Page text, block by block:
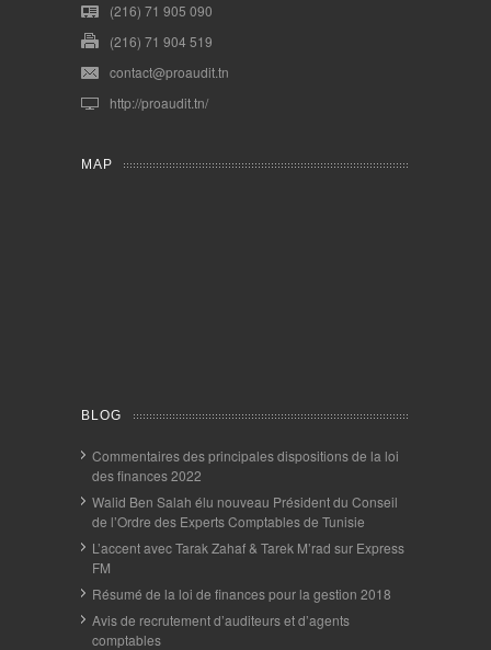
(216) 71 905 090
(216) 71 904 519
contact@proaudit.tn
http://proaudit.tn/
MAP
BLOG
Commentaires des principales dispositions de la loi
des finances 2022
Walid Ben Salah élu nouveau Président du Conseil
de l’Ordre des Experts Comptables de Tunisie
L’accent avec Tarak Zahaf & Tarek M’rad sur Express
FM
Résumé de la loi de finances pour la gestion 2018
Avis de recrutement d’auditeurs et d’agents
comptables